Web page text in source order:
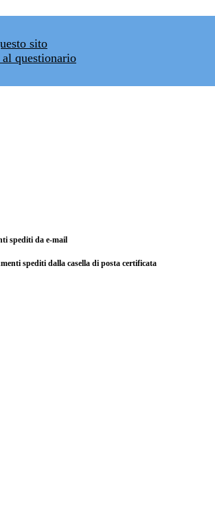
sito
questionario
spediti da e-mail
spediti dalla casella di posta certificata